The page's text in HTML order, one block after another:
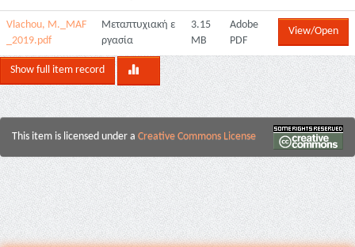
Vlachou, M._MAF
_2019.pdf
Μεταπτυχιακή ε
ργασία
3.15
MB
Adobe
PDF
View/Open
Show full item record
This item is licensed under a Creative Commons License